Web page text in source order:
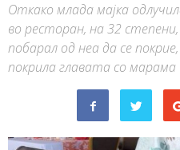
Откако млада мајка
во ресторан, на 32
побарал од неа да се
покрила главата со марама